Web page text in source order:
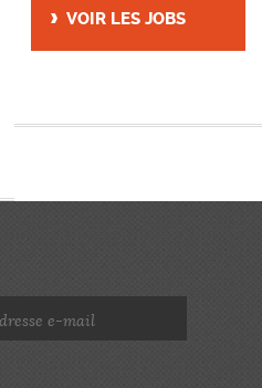
VOIR LES JOBS